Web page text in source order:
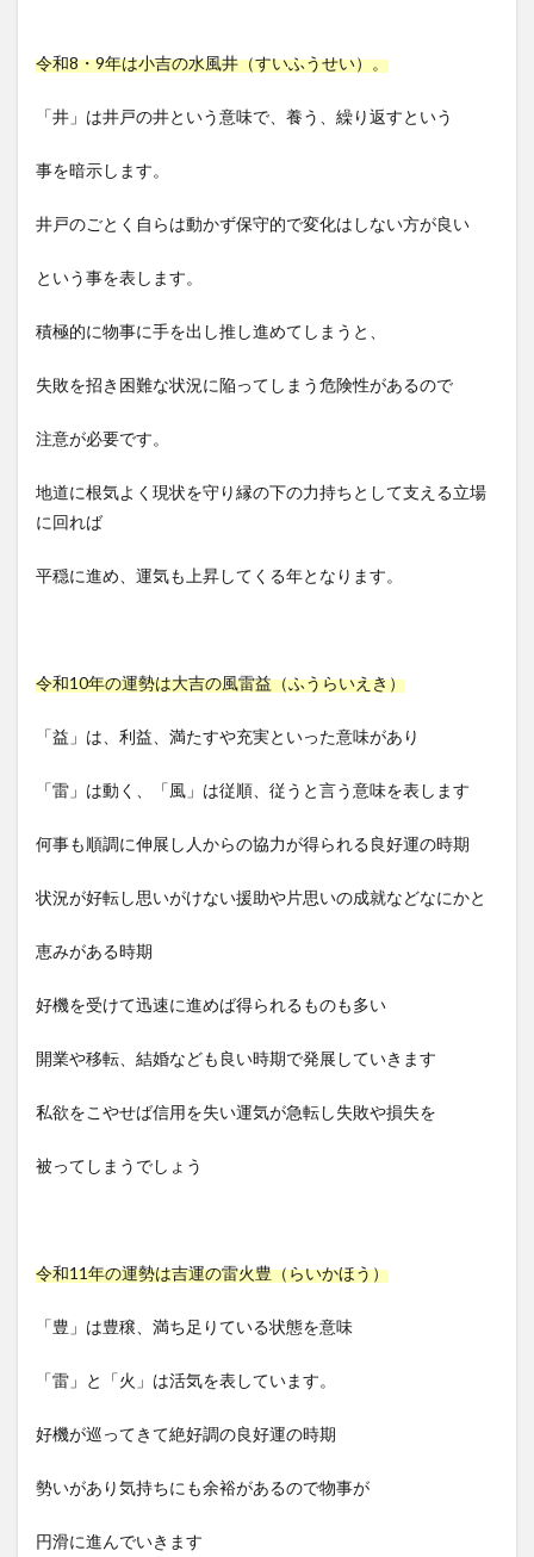
令和8・9年は小吉の水風井（すいふうせい）。
「井」は井戸の井という意味で、養う、繰り返すという
事を暗示します。
井戸のごとく自らは動かず保守的で変化はしない方が良い
という事を表します。
積極的に物事に手を出し推し進めてしまうと、
失敗を招き困難な状況に陥ってしまう危険性があるので
注意が必要です。
地道に根気よく現状を守り縁の下の力持ちとして支える立場
に回れば
平穏に進め、運気も上昇してくる年となります。
令和10年の運勢は大吉の風雷益（ふうらいえき）
「益」は、利益、満たすや充実といった意味があり
「雷」は動く、「風」は従順、従うと言う意味を表します
何事も順調に伸展し人からの協力が得られる良好運の時期
状況が好転し思いがけない援助や片思いの成就などなにかと
恵みがある時期
好機を受けて迅速に進めば得られるものも多い
開業や移転、結婚なども良い時期で発展していきます
私欲をこやせば信用を失い運気が急転し失敗や損失を
被ってしまうでしょう
令和11年の運勢は吉運の雷火豊（らいかほう）
「豊」は豊穣、満ち足りている状態を意味
「雷」と「火」は活気を表しています。
好機が巡ってきて絶好調の良好運の時期
勢いがあり気持ちにも余裕があるので物事が
円滑に進んでいきます